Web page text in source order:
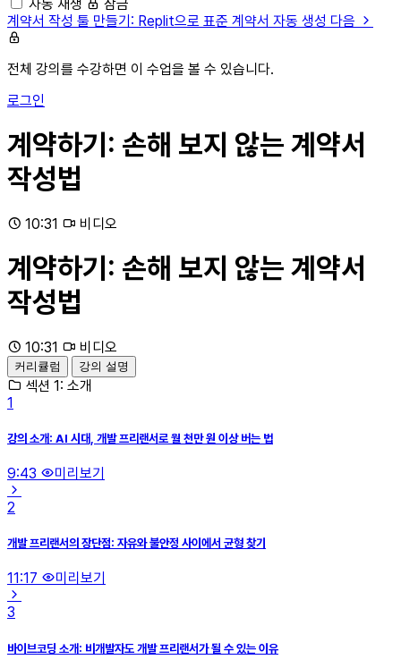
자동 재생
잠금
계약서 작성 툴 만들기: Replit으로 표준 계약서 자동 생성 다음
전체 강의를 수강하면 이 수업을 볼 수 있습니다.
로그인
계약하기: 손해 보지 않는 계약서
작성법
10:31 비디오
계약하기: 손해 보지 않는 계약서
작성법
10:31 비디오
커리큘럼 강의 설명
섹션 1: 소개
1
강의 소개: AI 시대, 개발 프리랜서로 월 천만 원 이상 버는 법
9:43
미리보기
2
개발 프리랜서의 장단점: 자유와 불안정 사이에서 균형 찾기
11:17
미리보기
3
바이브코딩 소개: 비개발자도 개발 프리랜서가 될 수 있는 이유